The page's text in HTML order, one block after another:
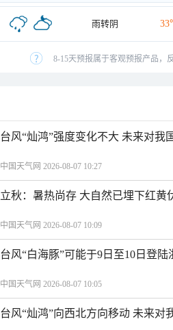
雨转阴
8-15天预报属于客观预报产品，
台风“灿鸿”强度变化不大 未来对我
中国天气网 2026-08-07 10:27
立秋：暑热尚存 大自然已埋下红黄
中国天气网 2026-08-07 10:09
台风“白海豚”可能于9日至10日登陆
中国天气网 2026-08-07 10:05
台风“灿鸿”向西北方向移动 未来对